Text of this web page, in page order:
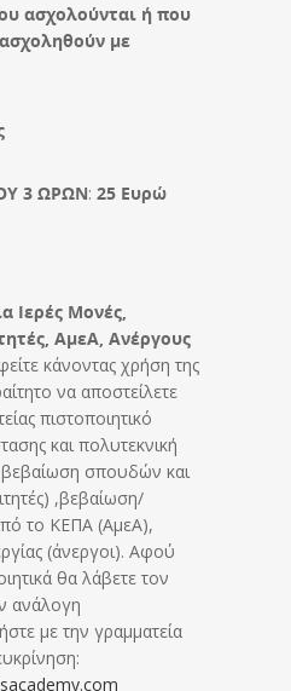
ασχολούνται ή που
με
3 ΩΡΩΝ: 25 Ευρώ
Ιερές Μονές,
ΑμεΑ, Ανέργους
κάνοντας χρήση της
να αποστείλετε
πιστοποιητικό
και πολυτεκνική
βεβαίωση σπουδών και
,βεβαίωση/
το ΚΕΠΑ (ΑμεΑ),
(άνεργοι). Αφού
θα λάβετε τον
ανάλογη
με την γραμματεία
com